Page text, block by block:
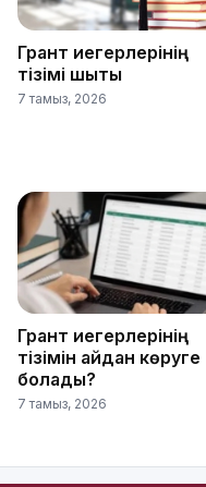
Грант иегерлерінің
тізімі шықты
7 тамыз, 2026
Грант иегерлерінің
тізімін қайдан көруге
болады?
7 тамыз, 2026